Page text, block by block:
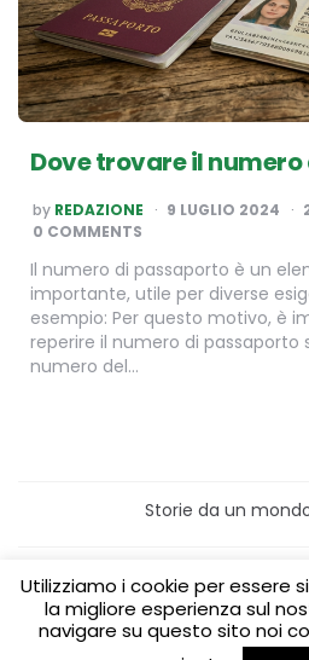
Dove trovare il
POSTED
BY
by REDAZIONE 9 LUGLIO 2024
0 COMMENTS
Il numero di passaporto è un
importante, utile per diverse
esempio: Per questo motivo, è
reperire il numero di passaporto
numero del…
Storie da un
Home
Turismo
Laboratori/Visite
Green content per
Utilizziamo i cookie per essere
la migliore esperienza sul
navigare su questo sito noi